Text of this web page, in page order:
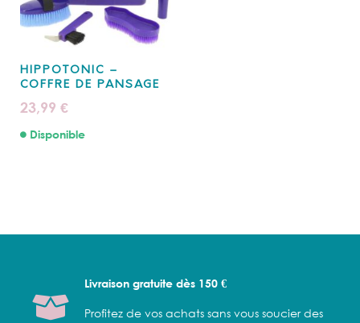
HIPPOTONIC –
COFFRE DE PANSAGE
23,99 €
Disponible
Livraison gratuite dès 150 €
Profitez de vos achats sans vous soucier des